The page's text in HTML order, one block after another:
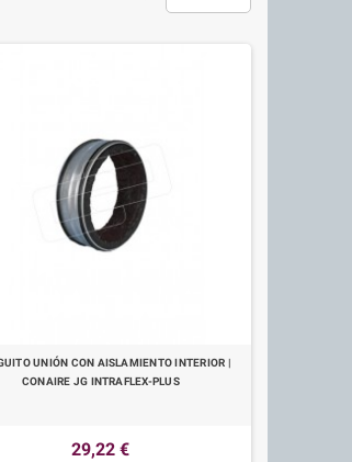
UNIÓN CON AISLAMIENTO INTERIOR |
CONAIRE JG INTRAFLEX-PLUS
29,22 €